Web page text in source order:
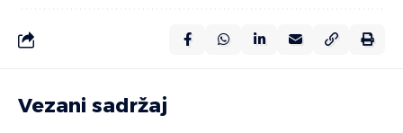
Vezani sadržaj